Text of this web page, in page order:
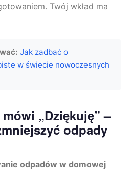
Twój wkład ma
Jak zadbać o
w świecie nowoczesnych
„Dziękuję” –
odpady
odpadów w domowej